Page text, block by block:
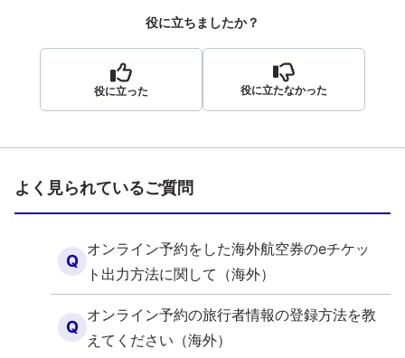
役に立ちましたか？
役に立った 役に立たなかった
よく見られているご質問
Q
オンライン予約をした海外航空券のeチケッ
ト出力方法に関して（海外）
Q
オンライン予約の旅行者情報の登録方法を教
えてください（海外）